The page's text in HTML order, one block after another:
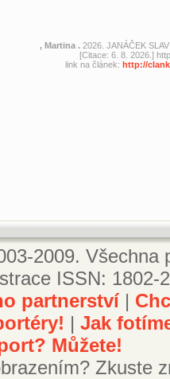
, Martina . 2026. JANÁČEK
[Citace: 6. 8. 2026.]
link na článek: http://
2009.
ISSN: 1802-
partnerství|
| Jak
Můžete!
Zkuste